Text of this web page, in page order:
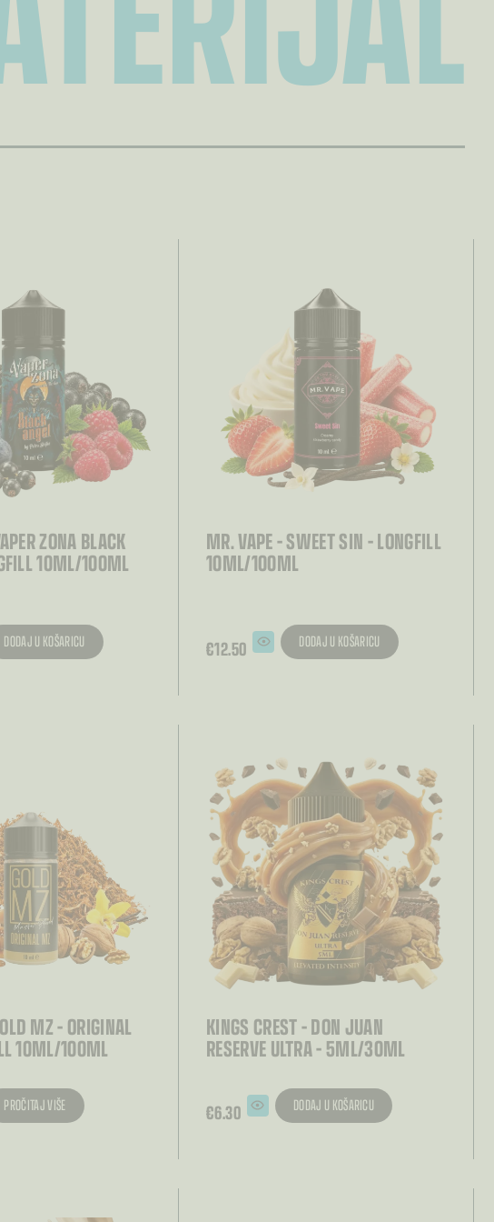
ZONA BLACK
10ML/100ML
DODAJ U KOŠARICU
MR. VAPE – SWEET SIN – LONGFILL
10ML/100ML
€12.50 DODAJ U KOŠARICU
MZ – ORIGINAL
10ML/100ML
PROČITAJ VIŠE
KINGS CREST – DON JUAN
RESERVE ULTRA – 5ML/30ML
€6.30 DODAJ U KOŠARICU